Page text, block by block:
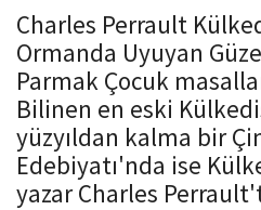
i
g
a
t
i
o
n
Charles Perrault
Ormanda Uyuyan
Parmak Çocuk
Bilinen en eski
yüzyıldan kalma bir
Edebiyatı'nda ise
yazar Charles